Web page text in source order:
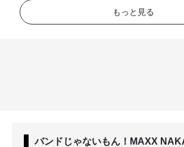
もっと見る
バンドじゃないもん！MAXX